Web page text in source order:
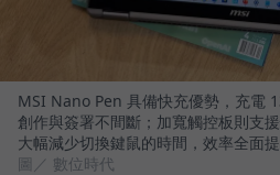
MSI Nano Pen 具備快充優勢，充電
創作與簽署不間斷；加寬觸控板則支
大幅減少切換鍵鼠的時間，效率全面提
圖／ 數位時代